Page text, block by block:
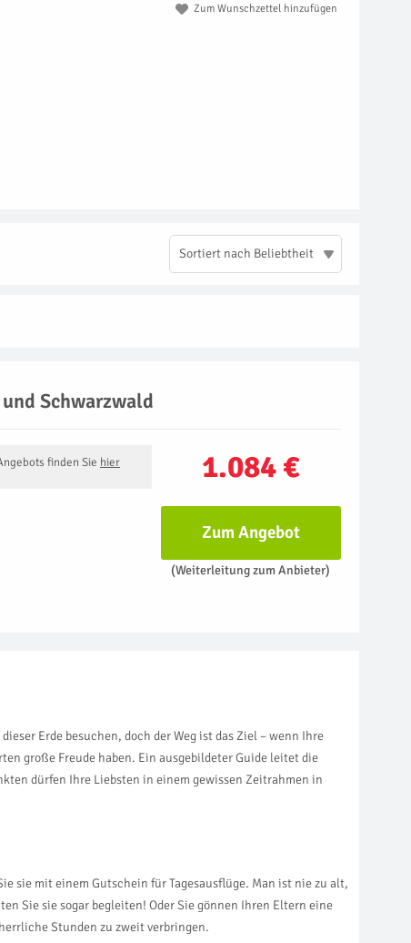
Zum Wunschzettel hinzufügen
Sortiert nach Beliebtheit
Schwarzwald
1.084 €
finden Sie hier
Zum Angebot
(Weiterleitung zum Anbieter)
Erde besuchen, doch der Weg ist das Ziel – wenn Ihre
große Freude haben. Ein ausgebildeter Guide leitet die
dürfen Ihre Liebsten in einem gewissen Zeitrahmen in
sie mit einem Gutschein für Tagesausflüge. Man ist nie zu alt,
Sie sie sogar begleiten! Oder Sie gönnen Ihren Eltern eine
Stunden zu zweit verbringen.